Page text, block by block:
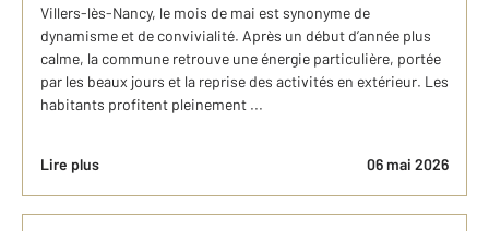
Villers-lès-Nancy, le mois de mai est synonyme de
dynamisme et de convivialité. Après un début d’année plus
calme, la commune retrouve une énergie particulière, portée
par les beaux jours et la reprise des activités en extérieur. Les
habitants profitent pleinement ...
Lire plus 06 mai 2026